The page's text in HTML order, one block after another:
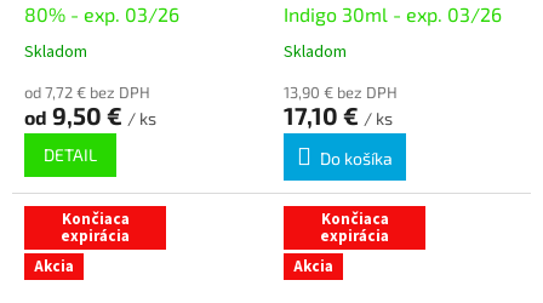
80% - exp. 03/26
Skladom
od 7,72 € bez DPH
od 9,50 € / ks
DETAIL
Indigo 30ml - exp. 03/26
Skladom
13,90 € bez DPH
17,10 € / ks
Do košíka
Končiaca
expirácia
Akcia
Končiaca
expirácia
Akcia